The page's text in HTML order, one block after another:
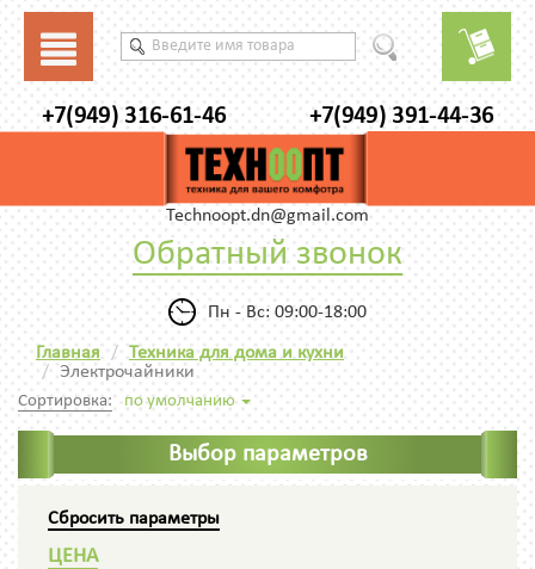
+7(949) 316-61-46 +7(949) 391-44-36
Technoopt.dn@gmail.com
Обратный звонок
Пн - Вс: 09:00-18:00
Главная
Техника для дома и кухни
Электрочайники
Сортировка: по умолчанию
Выбор параметров
Сбросить параметры
ЦЕНА